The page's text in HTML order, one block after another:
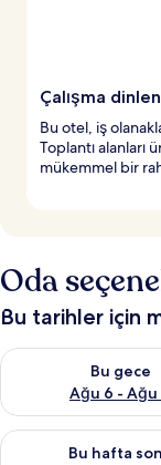
Çalışma
Bu otel, iş
Toplantı alanları
mükemmel bir
Oda
Bu tarihler için
Bu gece
Ağu 6 - Ağu
Bu gece için
Bu hafta
Bu hafta sonu için